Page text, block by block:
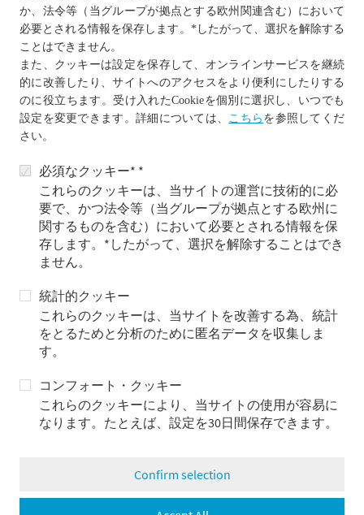
か、法令等（当グループが拠点とする欧州関連含む）において
必要とされる情報を保存します。*したがって、選択を解除する
ことはできません。
また、クッキーは設定を保存して、オンラインサービスを継続
的に改善したり、サイトへのアクセスをより便利にしたりする
のに役立ちます。受け入れたCookieを個別に選択し、いつでも
設定を変更できます。詳細については、 こちら を参照してくだ
さい。
必須なクッキー* *
これらのクッキーは、当サイトの運営に技術的に必
要で、かつ法令等（当グループが拠点とする欧州に
関するものを含む）において必要とされる情報を保
存します。*したがって、選択を解除することはでき
ません。
統計的クッキー
これらのクッキーは、当サイトを改善する為、統計
をとるためと分析のために匿名データを収集しま
す。
コンフォート・クッキー
これらのクッキーにより、当サイトの使用が容易に
なります。たとえば、設定を30日間保存できます。
Confirm selection
顧客に対する責任
私たちは信頼に基づいて、顧客との密接かつ長期的な関係
を築くよう努めています。当社の顧客担当者は、単に担当
であるだけでなく、責任を有しています。革新的でパーソ
理するための基礎として、私たちは妥協せずに顧客の課題
に共に向き合います。
強みに集中
私たちは専門知識を有するビジネス分野と、顧客にとって
利益となるリレーションに注力しています。それが長期的
な関係構築の鍵となります。私たちの強みは預金や融資で
はなく、オーダーメイドの金融サービスであり、規模を追
うのではなく足元を固めることです。
新しい解決策を創造
私たちは、革新とプロダクト設計の最前線にいたいと考え